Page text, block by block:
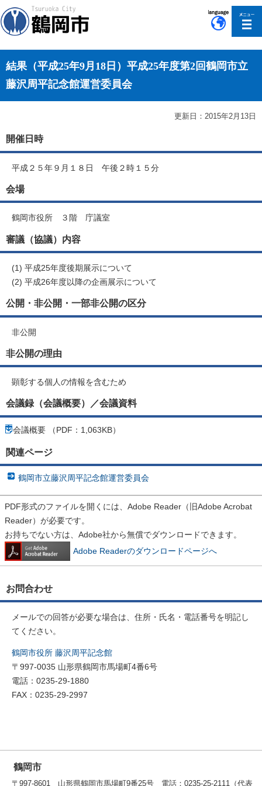
結果（平成25年9月18日）平成25年度第2回鶴岡市立
藤沢周平記念館運営委員会
更新日：2015年2月13日
開催日時
平成２５年９月１８日 午後２時１５分
会場
鶴岡市役所 ３階 庁議室
審議（協議）内容
(1) 平成25年度後期展示について
(2) 平成26年度以降の企画展示について
公開・非公開・一部非公開の区分
非公開
非公開の理由
顕彰する個人の情報を含むため
会議録（会議概要）／会議資料
会議概要 （PDF：1,063KB）
関連ページ
鶴岡市立藤沢周平記念館運営委員会
PDF形式のファイルを開くには、Adobe Reader（旧Adobe Acrobat
Reader）が必要です。
お持ちでない方は、Adobe社から無償でダウンロードできます。
Adobe Readerのダウンロードページへ
お問合わせ
メールでの回答が必要な場合は、住所・氏名・電話番号を明記し
てください。
鶴岡市役所 藤沢周平記念館
〒997-0035 山形県鶴岡市馬場町4番6号
電話：0235-29-1880
FAX：0235-29-2997
鶴岡市
〒997-8601 山形県鶴岡市馬場町9番25号 電話：0235-25-2111（代表